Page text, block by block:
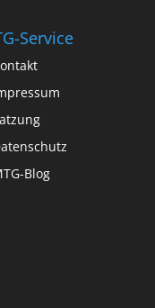
Service
Blog